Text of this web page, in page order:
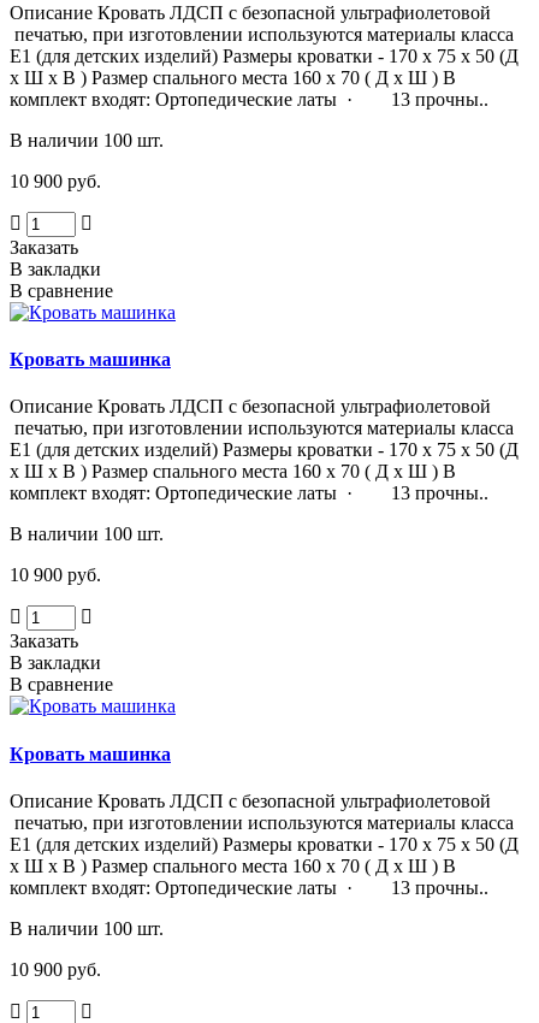
Описание Кровать ЛДСП с безопасной ультрафиолетовой
печатью, при изготовлении используются материалы класса
Е1 (для детских изделий) Размеры кроватки - 170 х 75 х 50 (Д
х Ш х В ) Размер спального места 160 х 70 ( Д х Ш ) В
комплект входят: Ортопедические латы · 13 прочны..
В наличии 100 шт.
10 900 руб.
Заказать
В закладки
В сравнение
Кровать машинка
Описание Кровать ЛДСП с безопасной ультрафиолетовой
печатью, при изготовлении используются материалы класса
Е1 (для детских изделий) Размеры кроватки - 170 х 75 х 50 (Д
х Ш х В ) Размер спального места 160 х 70 ( Д х Ш ) В
комплект входят: Ортопедические латы · 13 прочны..
В наличии 100 шт.
10 900 руб.
Заказать
В закладки
В сравнение
Кровать машинка
Описание Кровать ЛДСП с безопасной ультрафиолетовой
печатью, при изготовлении используются материалы класса
Е1 (для детских изделий) Размеры кроватки - 170 х 75 х 50 (Д
х Ш х В ) Размер спального места 160 х 70 ( Д х Ш ) В
комплект входят: Ортопедические латы · 13 прочны..
В наличии 100 шт.
10 900 руб.